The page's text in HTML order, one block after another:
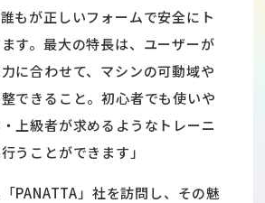
もが正しいフォームで安全にト
す。最大の特長は、ユーザーが
に合わせて、マシンの可動域や
できること。初心者でも使いや
上級者が求めるようなトレーニ
うことができます」
PANATTA」社を訪問し、その魅